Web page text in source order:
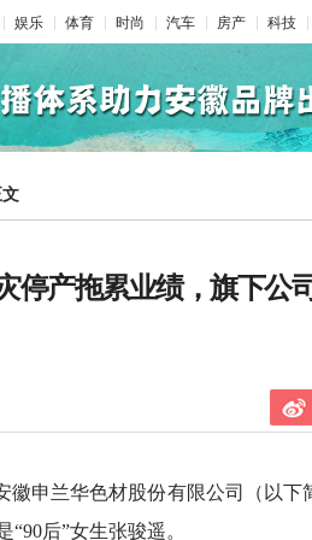
娱乐 体育 时尚 汽车 房产 科技
停产拖累业绩，旗下公
徽申兰华色材股份有限公司（以下
后”女生张骏遥。